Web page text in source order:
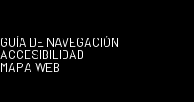
GUÍA DE NAVEGACIÓN
ACCESIBILIDAD
MAPA WEB